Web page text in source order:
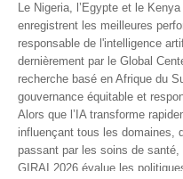
Le Nigeria, l’Egypte et le
enregistrent les meilleures
responsable de l'intelligence
dernièrement par le Global
recherche basé en Afrique du
gouvernance équitable et
Alors que l’IA transforme
influençant tous les domaines,
passant par les soins de santé,
GIRAI 2026 évalue les